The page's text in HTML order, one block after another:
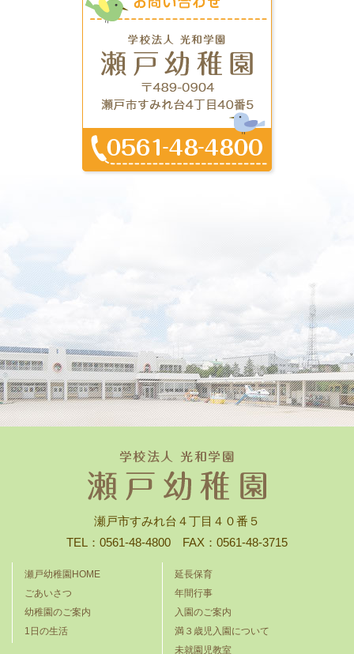
瀬戸市すみれ台４丁目４０番５
TEL：0561-48-4800 FAX：0561-48-3715
瀬戸幼稚園HOME
ごあいさつ
幼稚園のご案内
1日の生活
延長保育
年間行事
入園のご案内
満３歳児入園について
未就園児教室